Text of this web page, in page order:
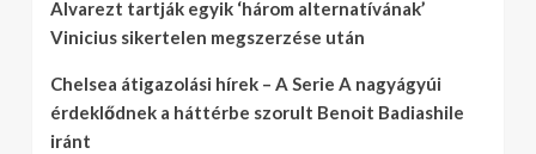
Alvarezt tartják egyik ‘három alternatívának’
Vinicius sikertelen megszerzése után
Chelsea átigazolási hírek – A Serie A nagyágyúi
érdeklődnek a háttérbe szorult Benoit Badiashile
iránt